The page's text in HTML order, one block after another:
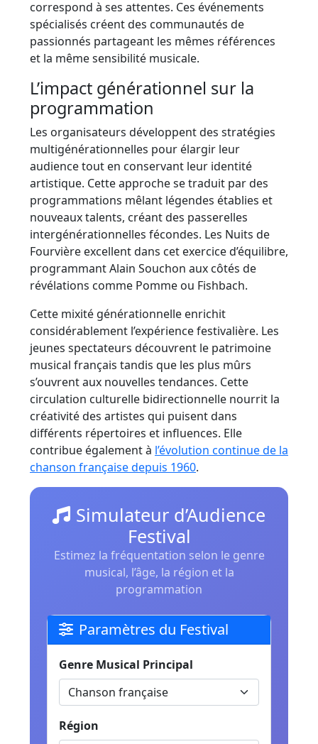
correspond à ses attentes. Ces événements
spécialisés créent des communautés de
passionnés partageant les mêmes références
et la même sensibilité musicale.
L’impact générationnel sur la
programmation
Les organisateurs développent des stratégies
multigénérationnelles pour élargir leur
audience tout en conservant leur identité
artistique. Cette approche se traduit par des
programmations mêlant légendes établies et
nouveaux talents, créant des passerelles
intergénérationnelles fécondes. Les Nuits de
Fourvière excellent dans cet exercice d’équilibre,
programmant Alain Souchon aux côtés de
révélations comme Pomme ou Fishbach.
Cette mixité générationnelle enrichit
considérablement l’expérience festivalière. Les
jeunes spectateurs découvrent le patrimoine
musical français tandis que les plus mûrs
s’ouvrent aux nouvelles tendances. Cette
circulation culturelle bidirectionnelle nourrit la
créativité des artistes qui puisent dans
différents répertoires et influences. Elle
contribue également à l’évolution continue de la
chanson française depuis 1960.
Simulateur d’Audience
Festival
Estimez la fréquentation selon le genre
musical, l’âge, la région et la
programmation
Paramètres du Festival
Genre Musical Principal
Région